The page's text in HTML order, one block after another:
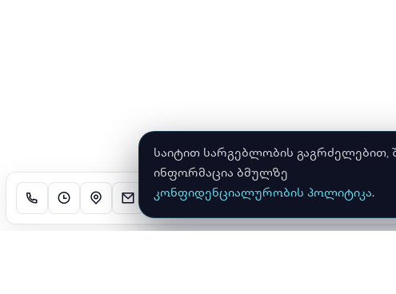
საიტით სარგებლობის გაგრძელებით,
ინფორმაცია ბმულზე
კონფიდენციალურობის პოლიტიკა.